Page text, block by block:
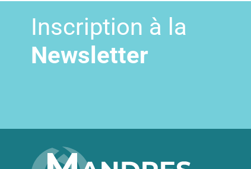
Inscription à la
Newsletter